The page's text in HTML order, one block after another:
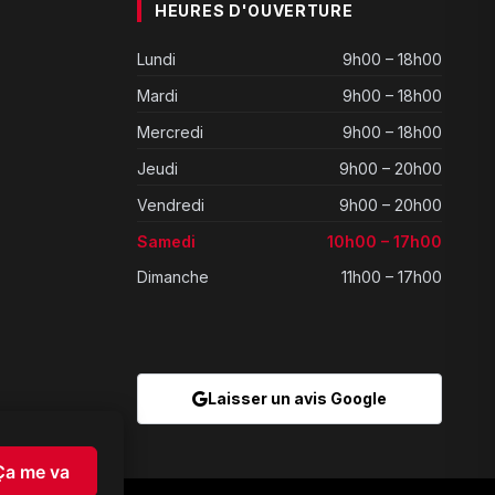
me va
HEURES D'OUVERTURE
Lundi
9h00 – 18h00
Mardi
9h00 – 18h00
Mercredi
9h00 – 18h00
Jeudi
9h00 – 20h00
Vendredi
9h00 – 20h00
Samedi
10h00 – 17h00
Dimanche
11h00 – 17h00
Laisser un avis Google